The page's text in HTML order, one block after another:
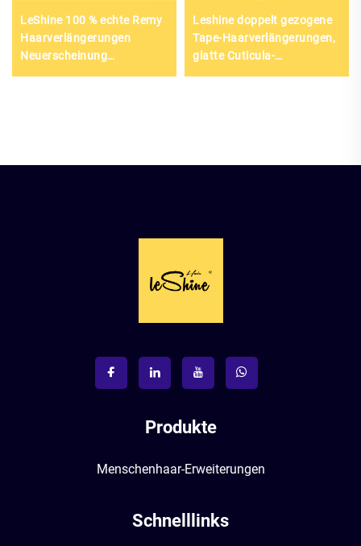
LeShine 100 % echte Remy
Haarverlängerungen
Neuerscheinung
Leshine doppelt gezogene
Tape-Haarverlängerungen,
glatte Cuticula-
Produkte
Menschenhaar-Erweiterungen
Schnelllinks